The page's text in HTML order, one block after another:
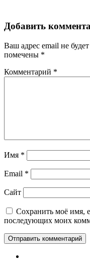
Добавить
Ваш адрес email не
помечены *
Комментарий *
Имя *
Email *
Сайт
Сохранить моё имя,
последующих моих